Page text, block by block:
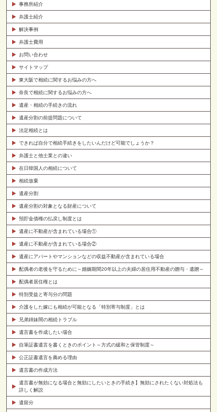
事務所紹介
弁護士紹介
解決事例
弁護士費用
お問い合わせ
サイトマップ
東大阪で相続に関するお悩みの方へ
奈良で相続に関するお悩みの方へ
遺産・相続の手続きの流れ
遺産分割の前提問題について
法定相続とは
できれば自分で相続手続きをしたいんだけど可能でしょうか？
弁護士と他士業との違い
在日韓国人の相続について
相続放棄
遺産分割
遺産分割の対象となる財産について
預貯金債権の払戻し制度とは
遺産に不動産が含まれている場合①
遺産に不動産が含まれている場合②
遺産にアパートやマンションなどの収益不動産が含まれている場合
配偶者の老後を守るために～婚姻期間20年以上の夫婦の居住用不動産の贈与・遺贈～
配偶者居住権とは
特別受益と寄与分の問題
介護をした嫁にも相続が可能となる「特別寄与制度」とは
兄弟姉妹間の相続トラブル
遺言書を作成したい場合
自筆証書遺言を書くときのポイント～方式の緩和と保管制度～
公正証書遺言を薦める理由
遺言書の作成方法
遺言書が無効になる場合と無効にしたいときの手続き】無効にされたくない対処法も
詳しく解説
遺留分